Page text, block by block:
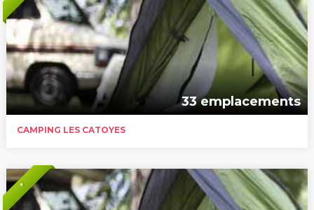
33 emplacements
CAMPING LES CATOYES
*